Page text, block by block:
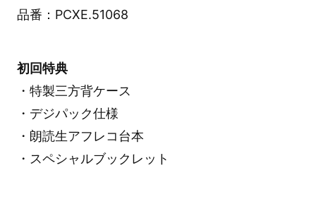
品番：PCXE.51068
初回特典
・特製三方背ケース
・デジパック仕様
・朗読生アフレコ台本
・スペシャルブックレット